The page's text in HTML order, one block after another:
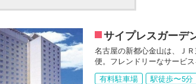
サイプレスガーデ
名古屋の新都心金山は、Ｊ
便。フレンドリーなサービ
有料駐車場
駅徒歩〜5分